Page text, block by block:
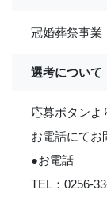
冠婚葬祭事業
選考について
応募ボタンよ
お電話にてお
●お電話
TEL：0256-